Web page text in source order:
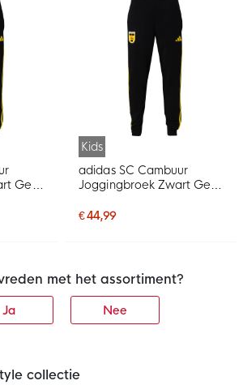
Geel
Kids
adidas SC Cambuur
Joggingbroek Zwart Geel
€ 44,99
met het assortiment?
Ja Nee
collectie